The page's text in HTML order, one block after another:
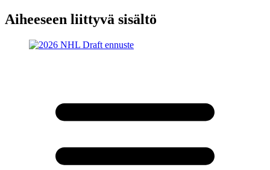
Aiheeseen liittyvä sisältö